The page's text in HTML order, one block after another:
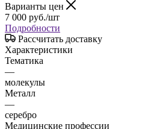
Варианты цен
7 000 руб./шт
Подробности
Рассчитать доставку
Характеристики
Тематика
—
молекулы
Металл
—
серебро
Медицинские профессии